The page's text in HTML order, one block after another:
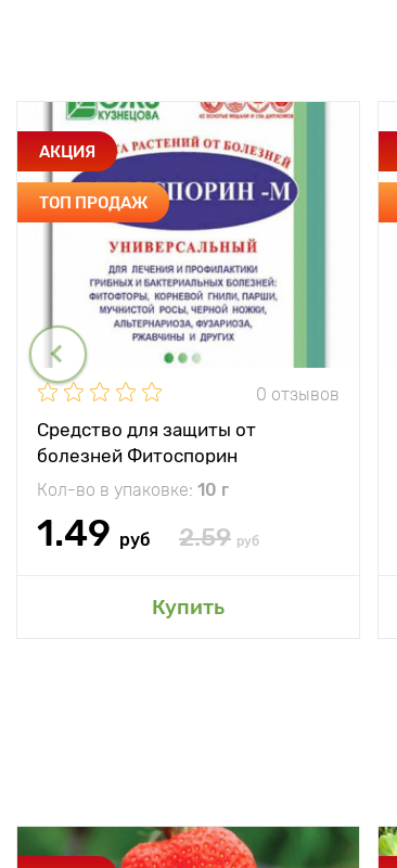
АКЦИЯ
ТОП ПРОДАЖ
0 отзывов
Средство для защиты от
болезней Фитоспорин
Кол-во в упаковке: 10 г
1.49 руб 2.59 руб
Купить